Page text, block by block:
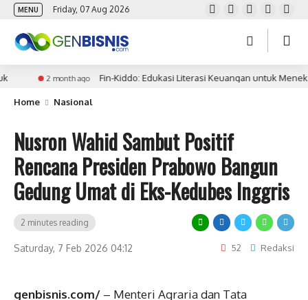
MENU Friday, 07 Aug 2026
2 month ago Fin-Kiddo: Edukasi Literasi Keuangan untuk Menekan
Home Nasional
Nusron Wahid Sambut Positif
Rencana Presiden Prabowo Bangun
Gedung Umat di Eks-Kedubes Inggris
2 minutes reading
Saturday, 7 Feb 2026 04:12 52 Redaksi
genbisnis.com/ – Menteri Agraria dan Tata